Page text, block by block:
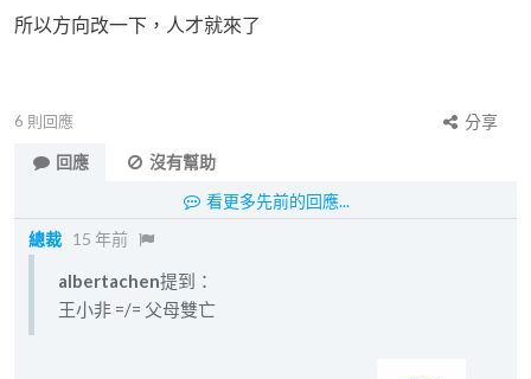
所以方向改一下，人才就來了
6 則回應
分享
回應
沒有幫助
看更多先前的回應...
總裁 15 年前
albertachen提到：
王小非 =/= 父母雙亡